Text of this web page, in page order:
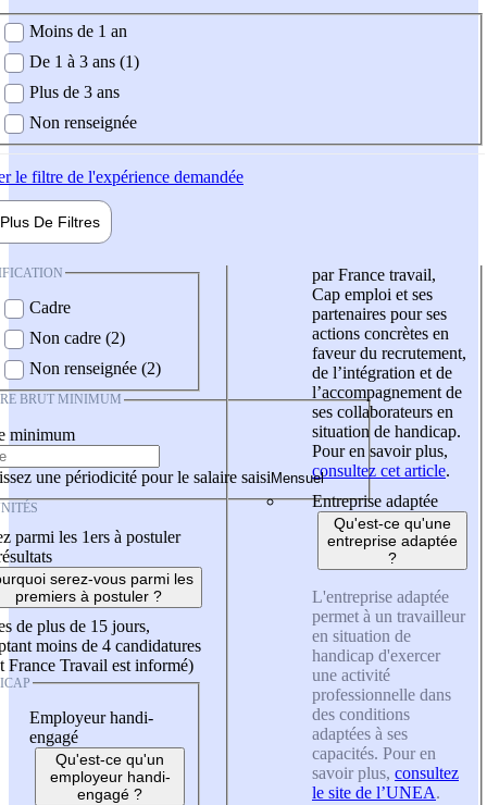
demandée
Moins de 1 an
De 1 à 3 ans (1)
Plus de 3 ans
Non renseignée
le filtre de l'expérience demandée
Plus De Filtres
Cadre
Non cadre (2)
Non renseignée (2)
BRUT MINIMUM
minimum
une périodicité pour le salaire saisi
parmi les 1ers à postuler
serez-vous parmi les
premiers à postuler ?
de plus de 15 jours,
moins de 4 candidatures
France Travail est informé)
Employeur handi-
engagé
Qu'est-ce qu'un
employeur handi-
engagé ?
par France travail,
Cap emploi et ses
partenaires pour ses
actions concrètes en
faveur du recrutement,
de l’intégration et de
l’accompagnement de
ses collaborateurs en
situation de handicap.
Pour en savoir plus,
consultez cet article.
Entreprise adaptée
Qu'est-ce qu'une
entreprise adaptée
?
L'entreprise adaptée
permet à un travailleur
en situation de
handicap d'exercer
une activité
professionnelle dans
des conditions
adaptées à ses
capacités. Pour en
savoir plus, consultez
le site de l’UNEA.